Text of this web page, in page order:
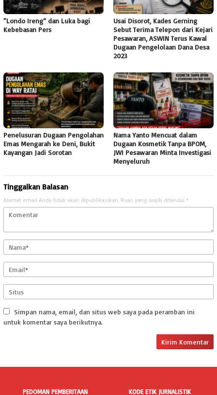
“Londo Ireng” dan Luka bagi
Kebebasan Pers
Usai Disorot, Kades Gerning
Sebut Terima Telepon dari Kejari
Pesawaran, ASWIN Terus Kawal
Dugaan Pengelolaan Dana Desa
2023
Penelusuran Dugaan Pengolahan
Emas Mengarah ke Deni, Bukit
Kayangan Jadi Sorotan
Nama Yanto Mencuat dalam
Dugaan Kosmetik Tanpa BPOM,
JWI Pesawaran Minta Investigasi
Menyeluruh
Tinggalkan Balasan
Alamat email Anda tidak akan dipublikasikan. Ruas yang wajib ditandai *
Simpan nama, email, dan situs web saya pada peramban ini
untuk komentar saya berikutnya.
PEDOMAN PEMBERITAAN KODE ETIK JURNALISTIK